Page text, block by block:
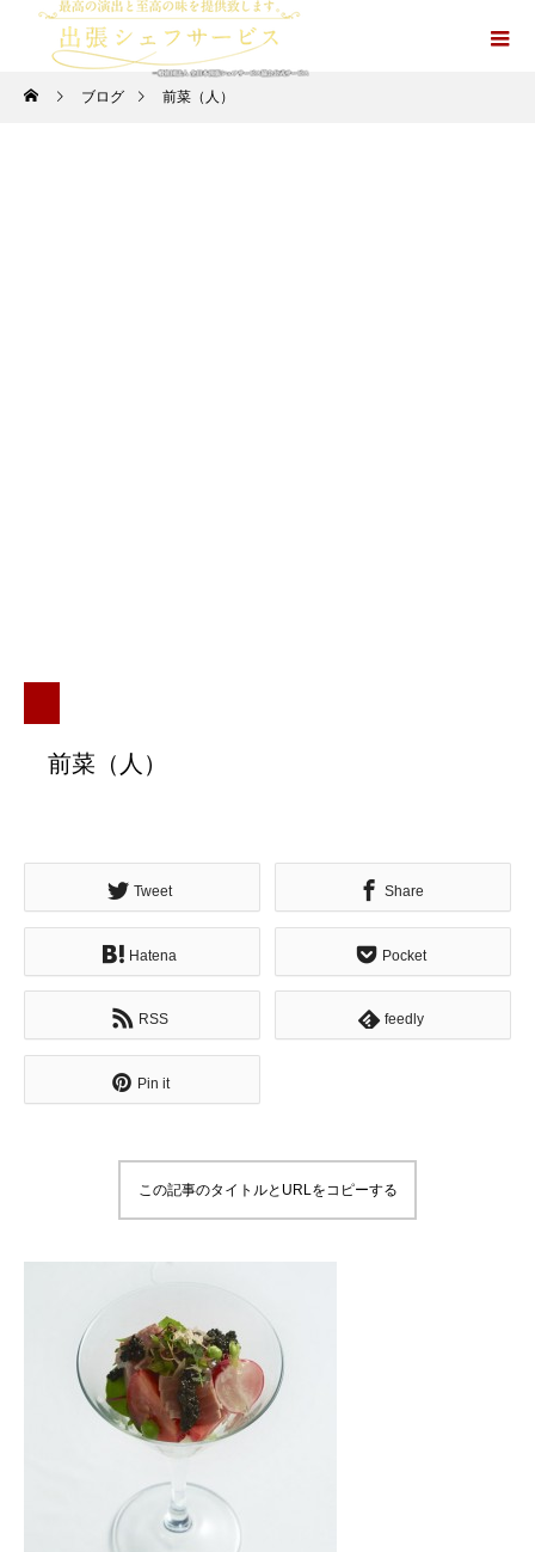
ブログ 前菜（人）
前菜（人）
Tweet Share
Hatena Pocket
RSS feedly
Pin it
この記事のタイトルとURLをコピーする